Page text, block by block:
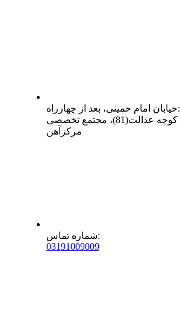
:خیابان امام خمینی، بعد از چهارراه
شریف، نبش کوچه عدالت(81)، مجتمع تخصصی
مرکزآهن
شماره تماس:
03191009009